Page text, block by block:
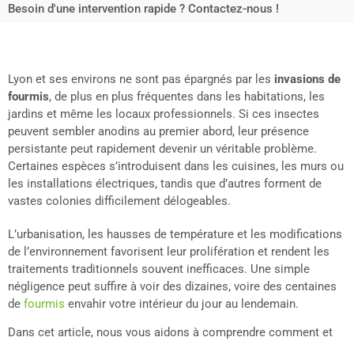
Besoin d'une intervention rapide ? Contactez-nous !
Lyon et ses environs ne sont pas épargnés par les invasions de
fourmis, de plus en plus fréquentes dans les habitations, les
jardins et même les locaux professionnels. Si ces insectes
peuvent sembler anodins au premier abord, leur présence
persistante peut rapidement devenir un véritable problème.
Certaines espèces s’introduisent dans les cuisines, les murs ou
les installations électriques, tandis que d’autres forment de
vastes colonies difficilement délogeables.
L’urbanisation, les hausses de température et les modifications
de l’environnement favorisent leur prolifération et rendent les
traitements traditionnels souvent inefficaces. Une simple
négligence peut suffire à voir des dizaines, voire des centaines
de fourmis envahir votre intérieur du jour au lendemain.
Dans cet article, nous vous aidons à comprendre comment et